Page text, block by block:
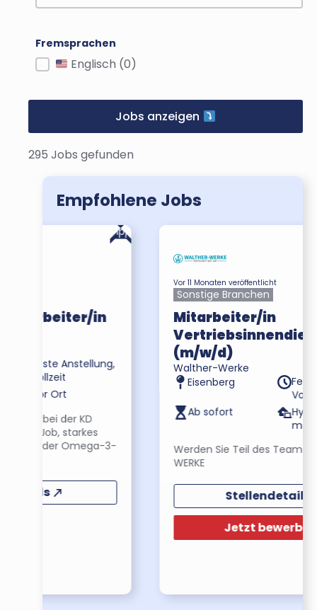
Fremsprachen
Fremdsprachen
Englisch (0)
Jobs anzeigen
295 Jobs gefunden
Empfohlene Jobs
Vor 11 Monaten veröffentlicht
Mitarbeiter/in
Vertriebsinnendienst
Walther-Werke
Feste Anstellung,
Ab sofort
Hybrid, Remote
Werden Sie Teil des Teams bei WALTHER-